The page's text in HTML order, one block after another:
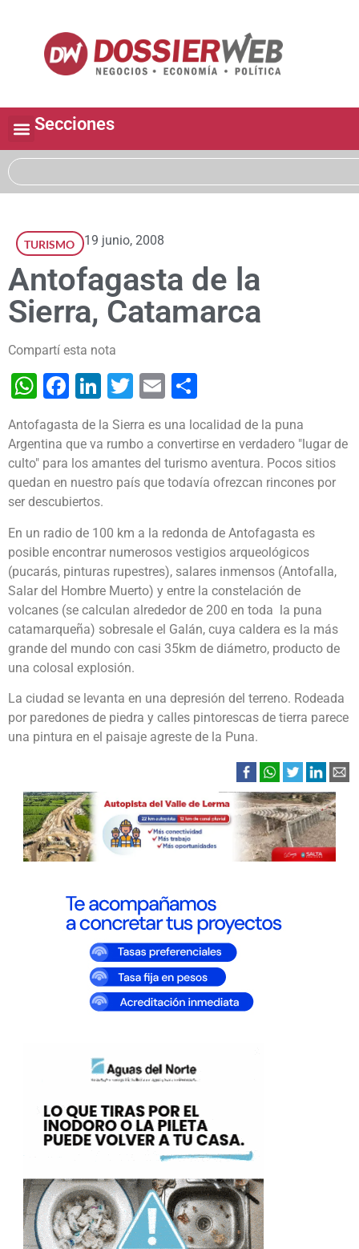
Secciones
TURISMO 19 junio, 2008
Antofagasta de la
Sierra, Catamarca
Compartí esta nota
WhatsApp
Facebook
LinkedIn
Twitter
Email
Antofagasta de la Sierra es una localidad de la puna
Argentina que va rumbo a convertirse en verdadero "lugar de
culto" para los amantes del turismo aventura. Pocos sitios
quedan en nuestro país que todavía ofrezcan rincones por
ser descubiertos.
En un radio de 100 km a la redonda de Antofagasta es
posible encontrar numerosos vestigios arqueológicos
(pucarás, pinturas rupestres), salares inmensos (Antofalla,
Salar del Hombre Muerto) y entre la constelación de
volcanes (se calculan alrededor de 200 en toda la puna
catamarqueña) sobresale el Galán, cuya caldera es la más
grande del mundo con casi 35km de diámetro, producto de
una colosal explosión.
La ciudad se levanta en una depresión del terreno. Rodeada
por paredones de piedra y calles pintorescas de tierra parece
una pintura en el paisaje agreste de la Puna.